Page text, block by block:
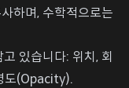
하며, 수학적으로는
있습니다: 위치, 회
도(Opacity).